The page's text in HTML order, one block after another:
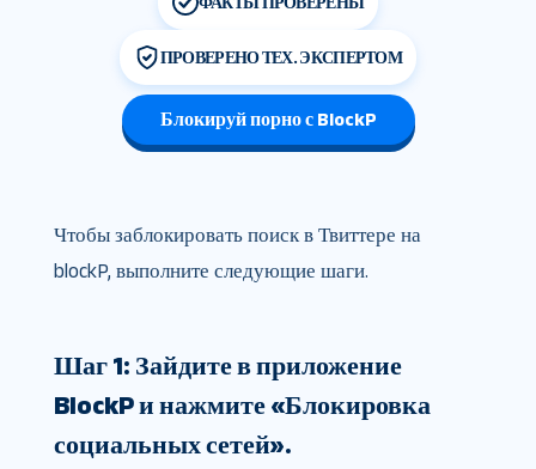
ПРОВЕРЕНО ТЕХ. ЭКСПЕРТОМ
Блокируй порно с BlockP
Чтобы заблокировать поиск в Твиттере на
blockP, выполните следующие шаги.
Шаг 1: Зайдите в приложение
BlockP и нажмите «Блокировка
социальных сетей».